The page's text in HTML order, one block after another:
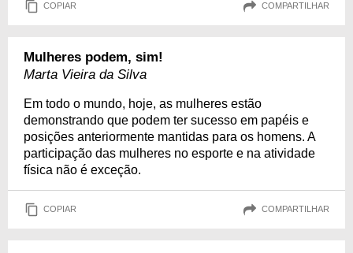
COPIAR COMPARTILHAR
Mulheres podem, sim!
Marta Vieira da Silva
Em todo o mundo, hoje, as mulheres estão
demonstrando que podem ter sucesso em papéis e
posições anteriormente mantidas para os homens. A
participação das mulheres no esporte e na atividade
física não é exceção.
COPIAR COMPARTILHAR